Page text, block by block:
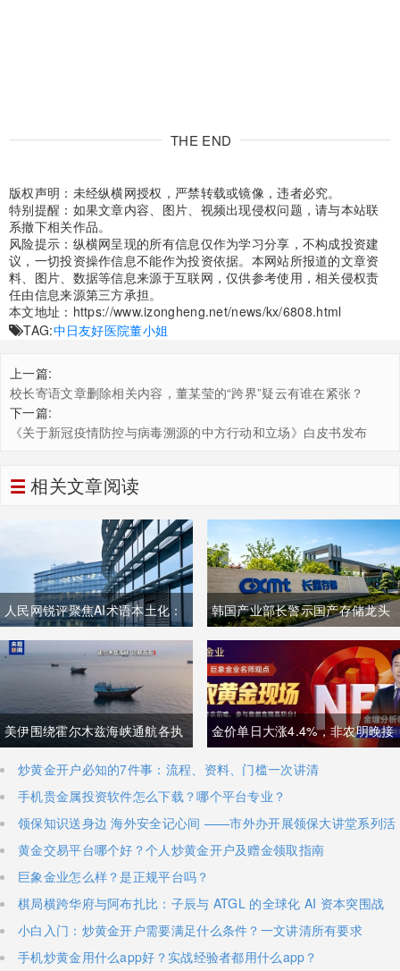
THE END
版权声明：未经纵横网授权，严禁转载或镜像，违者必究。
特别提醒：如果文章内容、图片、视频出现侵权问题，请与本站联
系撤下相关作品。
风险提示：纵横网呈现的所有信息仅作为学习分享，不构成投资建
议，一切投资操作信息不能作为投资依据。本网站所报道的文章资
料、图片、数据等信息来源于互联网，仅供参考使用，相关侵权责
任由信息来源第三方承担。
本文地址： https://www.izongheng.net/news/kx/6808.html
TAG:中日友好医院董小姐
上一篇:
校长寄语文章删除相关内容，董某莹的“跨界”疑云有谁在紧张？
下一篇:
《关于新冠疫情防控与病毒溯源的中方行动和立场》白皮书发布
相关文章阅读
人民网锐评聚焦AI术语本土化：
夯实中文科技话语体系关乎全球
科技话语权争夺
韩国产业部长警示国产存储龙头
面临追赶压力，忌惮国内大举布
局半导体，呼吁加码本土资本投
入避免优势流失
美伊围绕霍尔木兹海峡通航各执
一词，美方称临时协议即将落
地，伊朗坚称仅与阿曼双边磋
商、通航恢复取决于美方态度
金价单日大涨4.4%，非农明晚接
棒丨黄金后市如何？
炒黄金开户必知的7件事：流程、资料、门槛一次讲清
手机贵金属投资软件怎么下载？哪个平台专业？
领保知识送身边 海外安全记心间 ——市外办开展领保大讲堂系列活
黄金交易平台哪个好？个人炒黄金开户及赠金领取指南
巨象金业怎么样？是正规平台吗？
棋局横跨华府与阿布扎比：子辰与 ATGL 的全球化 AI 资本突围战
小白入门：炒黄金开户需要满足什么条件？一文讲清所有要求
手机炒黄金用什么app好？实战经验者都用什么app？